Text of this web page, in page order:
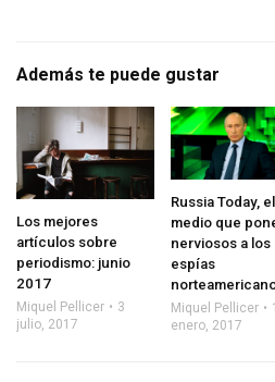
Además te puede gustar
Los mejores
artículos sobre
periodismo: junio
2017
Miquel Pellicer
3
julio, 2017
Russia Today, el
medio que
nerviosos a los
espías
Miquel Pellicer
enero, 2017